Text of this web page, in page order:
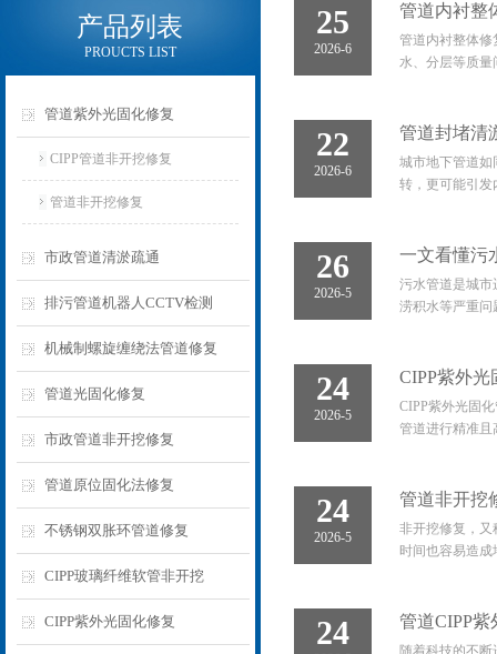
产品列表
PROUCTS LIST
管道紫外光固化修复
CIPP管道非开挖修复
管道非开挖修复
市政管道清淤疏通
排污管道机器人CCTV检测
机械制螺旋缠绕法管道修复
管道光固化修复
市政管道非开挖修复
管道原位固化法修复
不锈钢双胀环管道修复
CIPP玻璃纤维软管非开挖
CIPP紫外光固化修复
25
2026-6
管道内衬整
管道内衬整体修
水、分层等质量
22
2026-6
管道封堵清
城市地下管道如
转，更可能引发
26
2026-5
一文看懂污
污水管道是城市
涝积水等严重问
24
2026-5
CIPP紫外
‌CIPP紫外光固
管道进行精准且
24
2026-5
管道非开挖
非开挖修复，又
时间也容易造
24 管道CIPP
随着科技的不